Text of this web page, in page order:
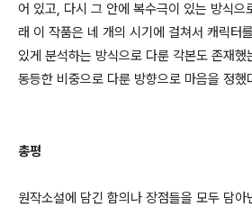
어 있고, 다시 그 안에 복수극이 있는 방식으
래 이 작품은 네 개의 시기에 걸쳐서 캐릭터
있게 분석하는 방식으로 다룬 각본도 존재
동등한 비중으로 다룬 방향으로 마음을 정했
총평
원작소설에 담긴 함의나 장점들을 모두 담아